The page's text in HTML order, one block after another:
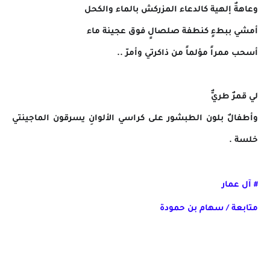
وعاهةٌ إلهية كالدعاء المزركش بالماء والكحل
أمشي ببطءٍ كنطفة صلصالِِ فوق عجينة ماء
أسحب ممراً مؤلماً من ذاكرتي وأمرّ ..
لي قمرٌ طريٌّ
وأطفالٌ بلون الطبشور على كراسي الألوانِ يسرقون الماجينتي
خلسة .
# آل عمار
متابعة / سهام بن حمودة